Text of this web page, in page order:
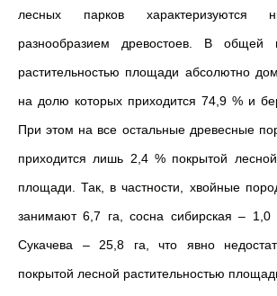
лесных парков характеризуются
разнообразием древостоев. В общей
растительностью площади абсолютно
на долю которых приходится 74,9 % и
При этом на все остальные древесные
приходится лишь 2,4 % покрытой лесной
площади. Так, в частности, хвойные
занимают 6,7 га, сосна сибирская – 1,0
Сукачева – 25,8 га, что явно
покрытой лесной растительностью